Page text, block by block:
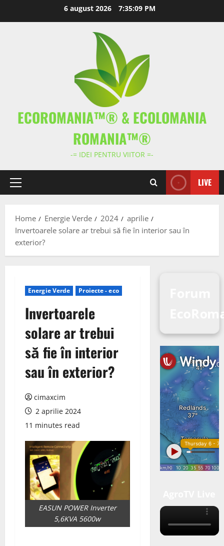
6 august 2026 7:35:10 PM
ECOROMANIA™® & ECOLOMANIA
ROMANIA™®
-= IDEI PENTRU VIITOR =-
Primary
LIVE
Home Energie Verde 2024
aprilie
Invertoarele solare ar trebui să fie în interior sau în
exterior?
Energie Verde Proiecte - eco
Invertoarele
solare ar trebui
să fie în interior
sau în exterior?
cimaxcim
2 aprilie 2024
11 minutes read
EASUN POWER Inverter
5,6KVA 5600w